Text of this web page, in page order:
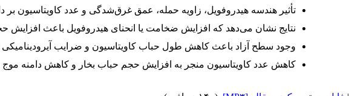
تأثیر هندسه هیدروفویل، زاویه حمله، عمق غرق‌شدگی و عدد
نتایج نشان می‌دهد که افزایش ضخامت یا انحنای هیدروفویل باعث افزایش
وجود سطح آزاد باعث کاهش طول حباب کاویتاسیون و ضرایب آیرودینامیکی
کاهش عدد کاویتاسیون منجر به افزایش حجم حباب بخار و کاهش دامنه موج